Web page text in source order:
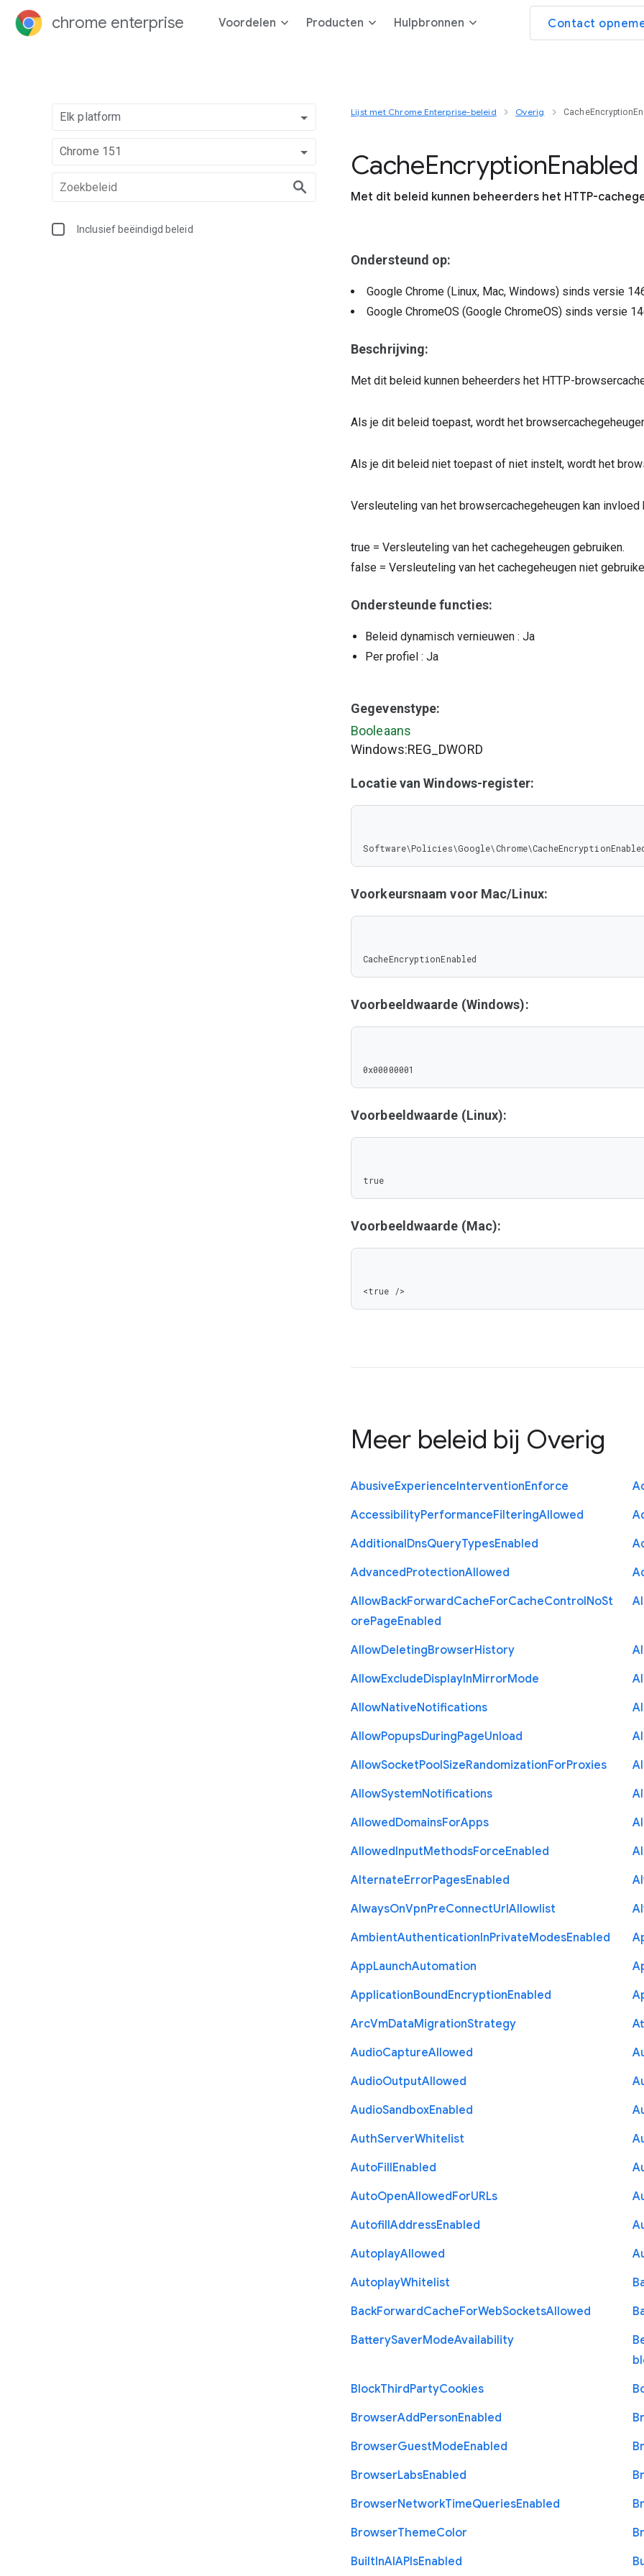
chrome enterprise Voordelen Producten Hulpbronnen Contact
Elk platform
Chrome 151
Inclusief beëindigd beleid
Lijst met Chrome Enterprise-beleid Overig
CacheEncryptionEnabled
Met dit beleid kunnen beheerders het HTTP-
Ondersteund op:
Google Chrome (Linux, Mac, Windows) sinds versie
Google ChromeOS (Google ChromeOS) sinds versie
Beschrijving:
Met dit beleid kunnen beheerders het HTTP-
Als je dit beleid toepast, wordt het
Als je dit beleid niet toepast of niet instelt, wordt het
Versleuteling van het browsercachegeheugen kan
true = Versleuteling van het cachegeheugen gebruiken.
false = Versleuteling van het cachegeheugen niet
Ondersteunde functies:
Beleid dynamisch vernieuwen : Ja
Per profiel : Ja
Gegevenstype:
Booleaans
Windows:REG_DWORD
Locatie van Windows-register:
Voorkeursnaam voor Mac/Linux:
CacheEncryptionEnabled
Voorbeeldwaarde (Windows):
0x00000001
Voorbeeldwaarde (Linux):
true
Voorbeeldwaarde (Mac):
<true />
Meer beleid bij Overig
AbusiveExperienceInterventionEnforce
AccessibilityPerformanceFilteringAllowed
AdditionalDnsQueryTypesEnabled
AdvancedProtectionAllowed
AllowBackForwardCacheForCacheControlNoSt
orePageEnabled
AllowDeletingBrowserHistory
AllowExcludeDisplayInMirrorMode
AllowNativeNotifications
AllowPopupsDuringPageUnload
AllowSocketPoolSizeRandomizationForProxies
AllowSystemNotifications
AllowedDomainsForApps
AllowedInputMethodsForceEnabled
AlternateErrorPagesEnabled
AlwaysOnVpnPreConnectUrlAllowlist
AmbientAuthenticationInPrivateModesEnabled
AppLaunchAutomation
ApplicationBoundEncryptionEnabled
ArcVmDataMigrationStrategy
AudioCaptureAllowed
AudioOutputAllowed
AudioSandboxEnabled
AuthServerWhitelist
AutoFillEnabled
AutoOpenAllowedForURLs
AutofillAddressEnabled
AutoplayAllowed
AutoplayWhitelist
BackForwardCacheForWebSocketsAllowed
BatterySaverModeAvailability
BlockThirdPartyCookies
BrowserAddPersonEnabled
BrowserGuestModeEnabled
BrowserLabsEnabled
BrowserNetworkTimeQueriesEnabled
BrowserThemeColor
BuiltInAIAPIsEnabled